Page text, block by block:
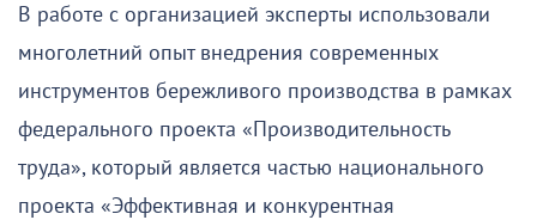
В работе с организацией эксперты использовали
многолетний опыт внедрения современных
инструментов бережливого производства в рамках
федерального проекта «Производительность
труда», который является частью национального
проекта «Эффективная и конкурентная